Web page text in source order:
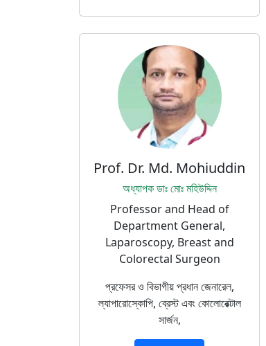
Prof. Dr. Md. Mohiuddin
অধ্যাপক ডাঃ মোঃ মহিউদ্দিন
Professor and Head of
Department General,
Laparoscopy, Breast and
Colorectal Surgeon
প্রফেসর ও বিভাগীয় প্রধান জেনারেল,
ল্যাপারোস্কোপি, ব্রেস্ট এবং কোলোরেক্টাল
সার্জন,